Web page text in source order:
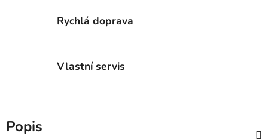
Rychlá doprava
Vlastní servis
Popis